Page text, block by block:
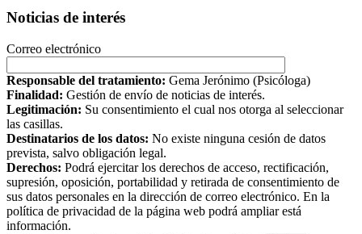
Noticias de interés
Correo electrónico
Responsable del tratamiento: Gema Jerónimo (Psicóloga)
Finalidad: Gestión de envío de noticias de interés.
Legitimación: Su consentimiento el cual nos otorga al seleccionar
las casillas.
Destinatarios de los datos: No existe ninguna cesión de datos
prevista, salvo obligación legal.
Derechos: Podrá ejercitar los derechos de acceso, rectificación,
supresión, oposición, portabilidad y retirada de consentimiento de
sus datos personales en la dirección de correo electrónico. En la
política de privacidad de la página web podrá ampliar está
información.